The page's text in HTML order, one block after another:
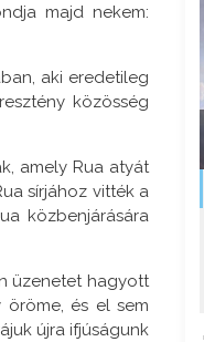
majd nekem:
aki eredetileg
közösség
amely Rua atyát
sírjához vitték a
közbenjárására
üzenetet hagyott
öröme, és el sem
újra ifjúságunk